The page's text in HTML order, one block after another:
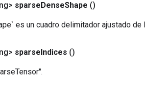
sparseDenseShape ()
es un cuadro delimitador ajustado de
sparseIndices ()